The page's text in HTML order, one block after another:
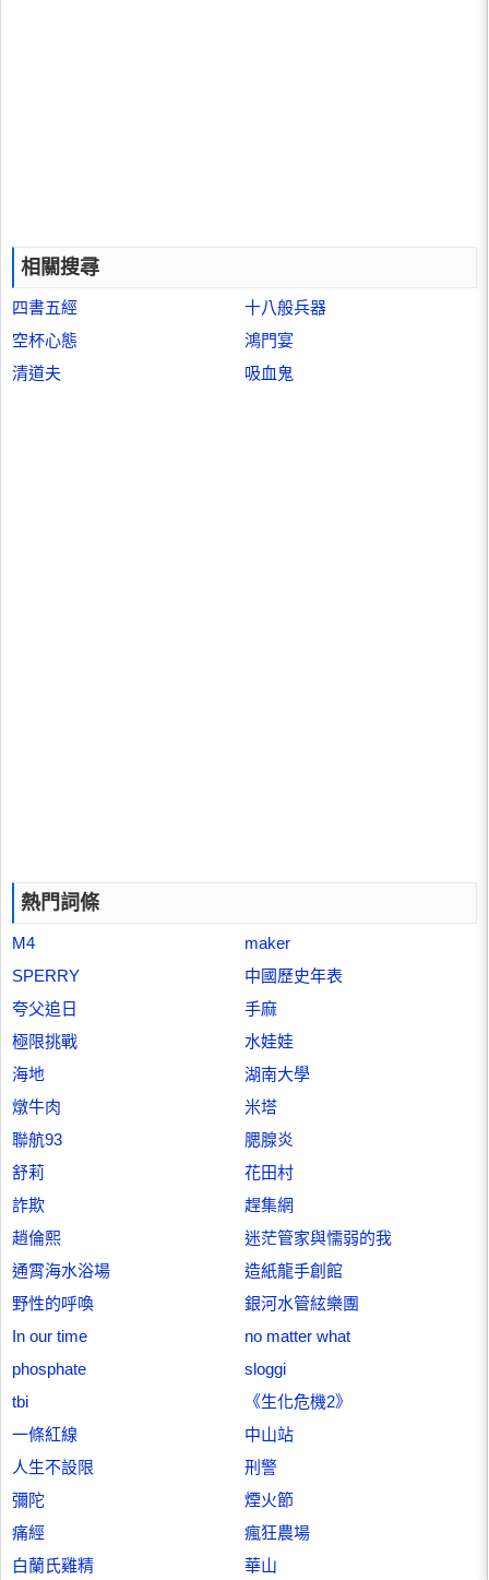
相關搜尋
四書五經
十八般兵器
空杯心態
鴻門宴
清道夫
吸血鬼
熱門詞條
M4
maker
SPERRY
中國歷史年表
夸父追日
手麻
極限挑戰
水娃娃
海地
湖南大學
燉牛肉
米塔
聯航93
腮腺炎
舒莉
花田村
詐欺
趕集網
趙倫熙
迷茫管家與懦弱的我
通霄海水浴場
造紙龍手創館
野性的呼喚
銀河水管絃樂團
In our time
no matter what
phosphate
sloggi
tbi
《生化危機2》
一條紅線
中山站
人生不設限
刑警
彌陀
煙火節
痛經
瘋狂農場
白蘭氏雞精
華山